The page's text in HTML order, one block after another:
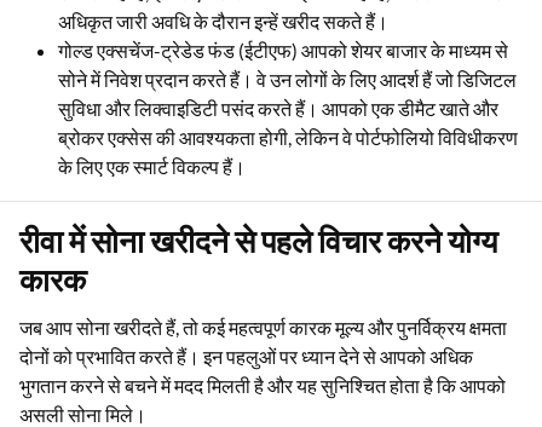
अधिकृत जारी अवधि के दौरान इन्हें खरीद सकते हैं।
गोल्ड एक्सचेंज-ट्रेडेड फंड (ईटीएफ) आपको शेयर बाजार के माध्यम से
सोने में निवेश प्रदान करते हैं। वे उन लोगों के लिए आदर्श हैं जो डिजिटल
सुविधा और लिक्वाइडिटी पसंद करते हैं। आपको एक डीमैट खाते और
ब्रोकर एक्सेस की आवश्यकता होगी, लेकिन वे पोर्टफोलियो विविधीकरण
के लिए एक स्मार्ट विकल्प हैं।
रीवा में सोना खरीदने से पहले विचार करने योग्य
कारक
जब आप सोना खरीदते हैं, तो कई महत्वपूर्ण कारक मूल्य और पुनर्विक्रय क्षमता
दोनों को प्रभावित करते हैं। इन पहलुओं पर ध्यान देने से आपको अधिक
भुगतान करने से बचने में मदद मिलती है और यह सुनिश्चित होता है कि आपको
असली सोना मिले।